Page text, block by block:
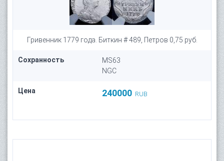
Гривенник 1779 года. Биткин # 489, Петров 0,75 руб.
Сохранность
MS63
NGC
Цена 240000 RUB